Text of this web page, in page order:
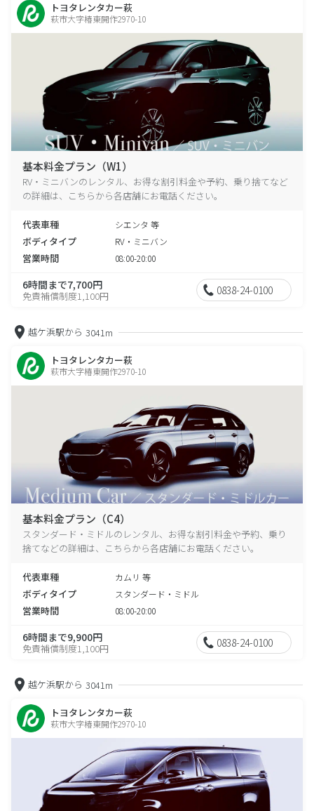
トヨタレンタカー萩
萩市大字椿東開作2970-10
基本料金プラン（W1）
RV・ミニバンのレンタル、お得な割引料金や予約、乗り捨てなど
の詳細は、こちらから各店舗にお電話ください。
代表車種 シエンタ 等
ボディタイプ RV・ミニバン
営業時間 08:00-20:00
6時間まで7,700円
免責補償制度1,100円 0838-24-0100
越ケ浜駅から 3041m
トヨタレンタカー萩
萩市大字椿東開作2970-10
基本料金プラン（C4）
スタンダード・ミドルのレンタル、お得な割引料金や予約、乗り
捨てなどの詳細は、こちらから各店舗にお電話ください。
代表車種 カムリ 等
ボディタイプ スタンダード・ミドル
営業時間 08:00-20:00
6時間まで9,900円
免責補償制度1,100円 0838-24-0100
越ケ浜駅から 3041m
トヨタレンタカー萩
萩市大字椿東開作2970-10